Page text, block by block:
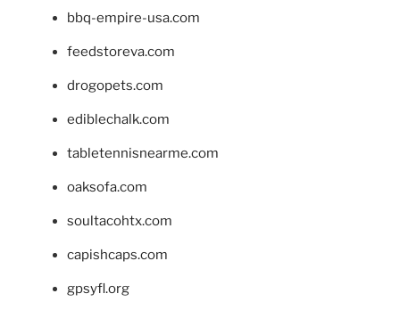
bbq-empire-usa.com
feedstoreva.com
drogopets.com
ediblechalk.com
tabletennisnearme.com
oaksofa.com
soultacohtx.com
capishcaps.com
gpsyfl.org